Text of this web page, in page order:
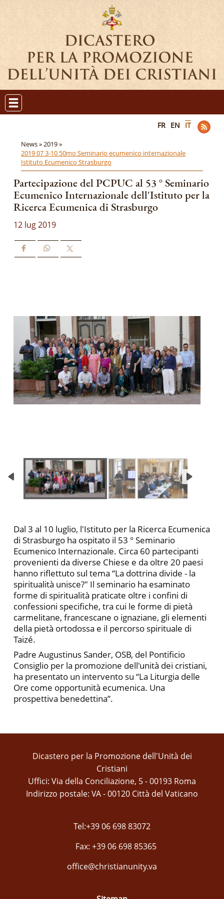
FR EN IT
News »2019 »
2019 07 3-10 50mo Seminario ecumenico internazionale
Istituto Ecumenico Strasburgo
Partecipazione del PCPUC al 53 ° Seminario
Ecumenico Internazionale dell'Istituto per la
Ricerca Ecumenica di Strasburgo
12 lug 2019
Dal 3 al 10 luglio, l'Istituto per la Ricerca Ecumenica
di Strasburgo ha ospitato il 53 ° Seminario
Ecumenico Internazionale. Circa 60 partecipanti
provenienti da diverse Chiese e da oltre 20 paesi
hanno riflettuto sul tema “La dottrina divide - la
spiritualità unisce?" Il seminario ha esaminato
forme di spiritualità praticate oltre i confini di
confessioni specifiche, tra cui le forme di pietà
carmelitane, francescane o ignaziane, gli elementi
della pietà ortodossa e il percorso spirituale di
Taizé.
Padre Augustinus Sander, OSB, del Pontificio
Consiglio per la promozione dell'unità dei cristiani,
ha presentato un intervento su “La Liturgia delle
Ore come opportunità ecumenica. Una
prospettiva benedettina”.
Dicastero per la Promozione dell'Unità dei
Cristiani
Uffici: Via della Conciliazione, 5 - 00193 Roma
Indirizzo postale: VA - 00120 Città del Vaticano
Tel:+39 06 698 83072
Fax: +39 06 698 85365
office@christianunity.va